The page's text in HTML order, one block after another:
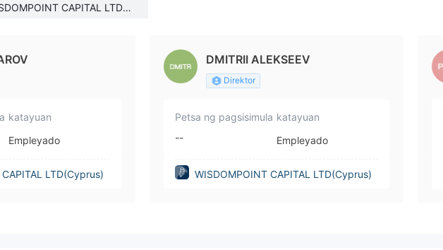
CAPITAL LTD(C
katayuan
Empleyado
LTD(Cyprus)
DMITRII ALEKSEEV
Direktor
Petsa ng pagsisimula
--
katayuan
Empleyado
WISDOMPOINT CAPITAL LTD(Cyprus)